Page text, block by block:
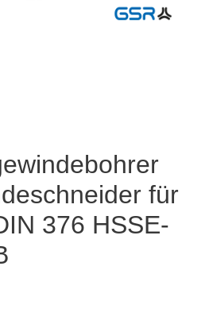
für
376 HSSE-